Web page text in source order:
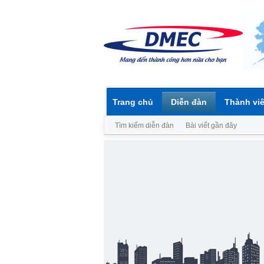
Trang chủ Diễn đàn
Tìm kiếm diễn đàn Bài viết gần đây
Thành